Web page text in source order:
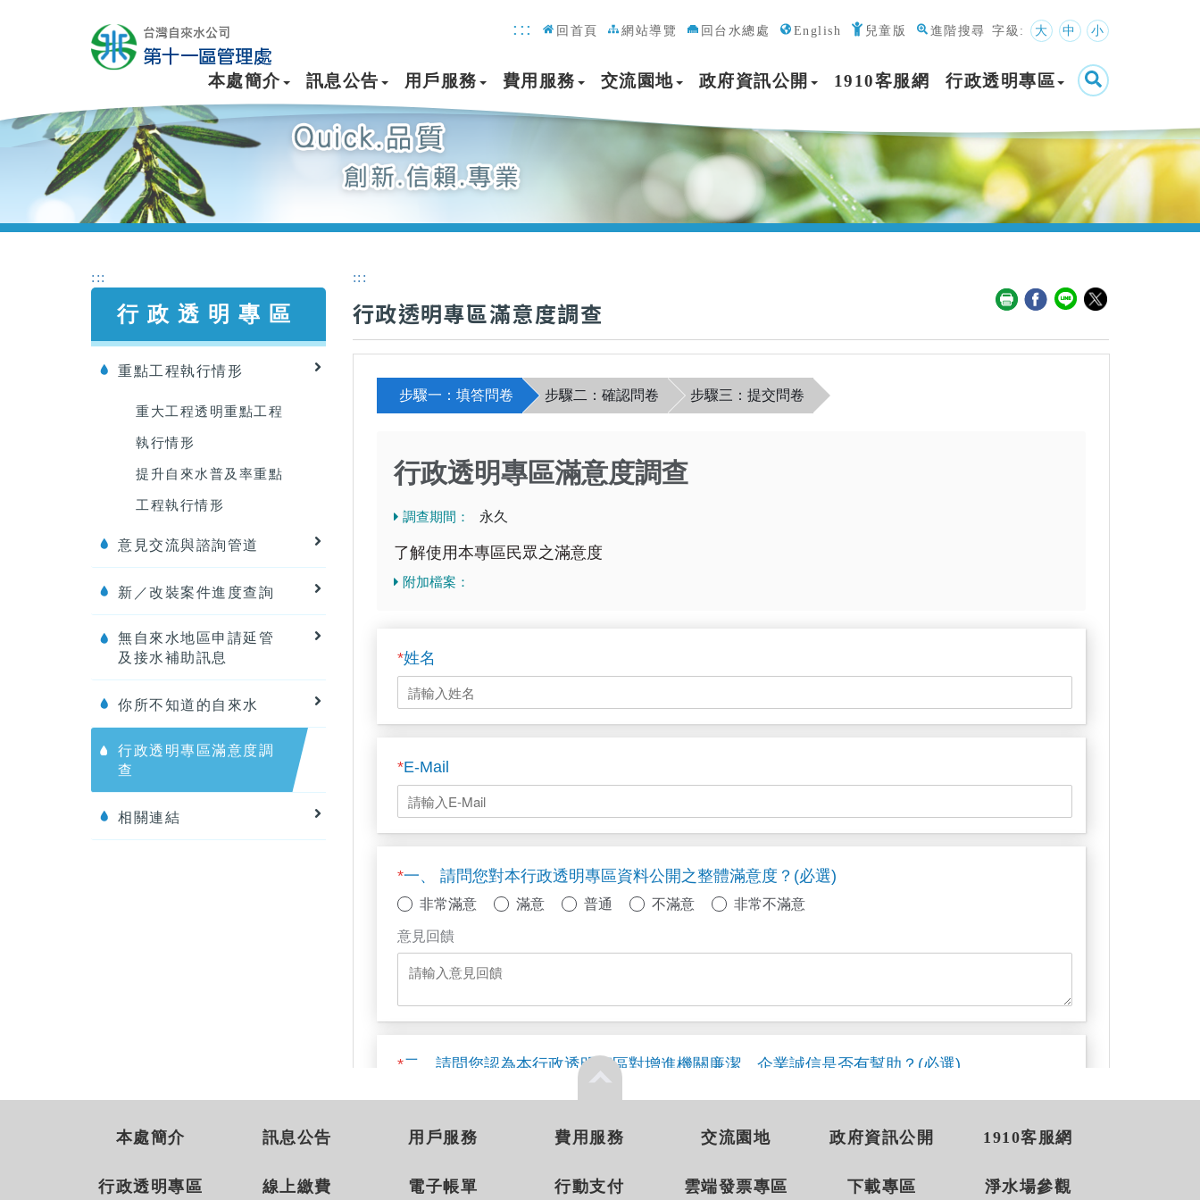
::: 回首頁 網站導覽 回台水總處 English 兒童版 進階搜尋 字級: 大 中 小
本處簡介 訊息公告 用戶服務 費用服務 交流園地 政府資訊公開 1910客服網 行政透明專區
:::
行政透明專區
重點工程執行情形
重大工程透明重點工程
執行情形
提升自來水普及率重點
工程執行情形
意見交流與諮詢管道
新／改裝案件進度查詢
無自來水地區申請延管
及接水補助訊息
你所不知道的自來水
行政透明專區滿意度調
查
相關連結
:::
行政透明專區滿意度調查
本處簡介 訊息公告 用戶服務 費用服務 交流園地 政府資訊公開 1910客服網
行政透明專區 線上繳費 電子帳單 行動支付 雲端發票專區 下載專區 淨水場參觀